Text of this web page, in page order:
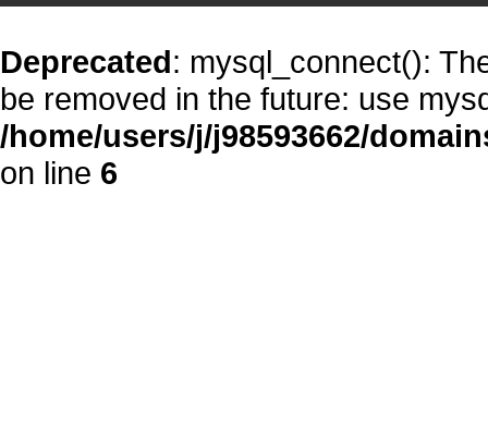
Deprecated: mysql_connect():
be removed in the future: use
/home/users/j/j98593662/
on line 6